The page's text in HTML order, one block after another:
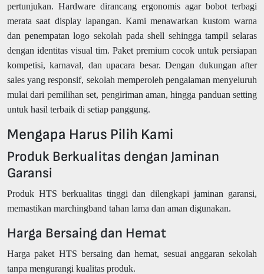
pertunjukan. Hardware dirancang ergonomis agar bobot terbagi
merata saat display lapangan. Kami menawarkan kustom warna
dan penempatan logo sekolah pada shell sehingga tampil selaras
dengan identitas visual tim. Paket premium cocok untuk persiapan
kompetisi, karnaval, dan upacara besar. Dengan dukungan after
sales yang responsif, sekolah memperoleh pengalaman menyeluruh
mulai dari pemilihan set, pengiriman aman, hingga panduan setting
untuk hasil terbaik di setiap panggung.
Mengapa Harus Pilih Kami
Produk Berkualitas dengan Jaminan
Garansi
Produk HTS berkualitas tinggi dan dilengkapi jaminan garansi,
memastikan marchingband tahan lama dan aman digunakan.
Harga Bersaing dan Hemat
Harga paket HTS bersaing dan hemat, sesuai anggaran sekolah
tanpa mengurangi kualitas produk.